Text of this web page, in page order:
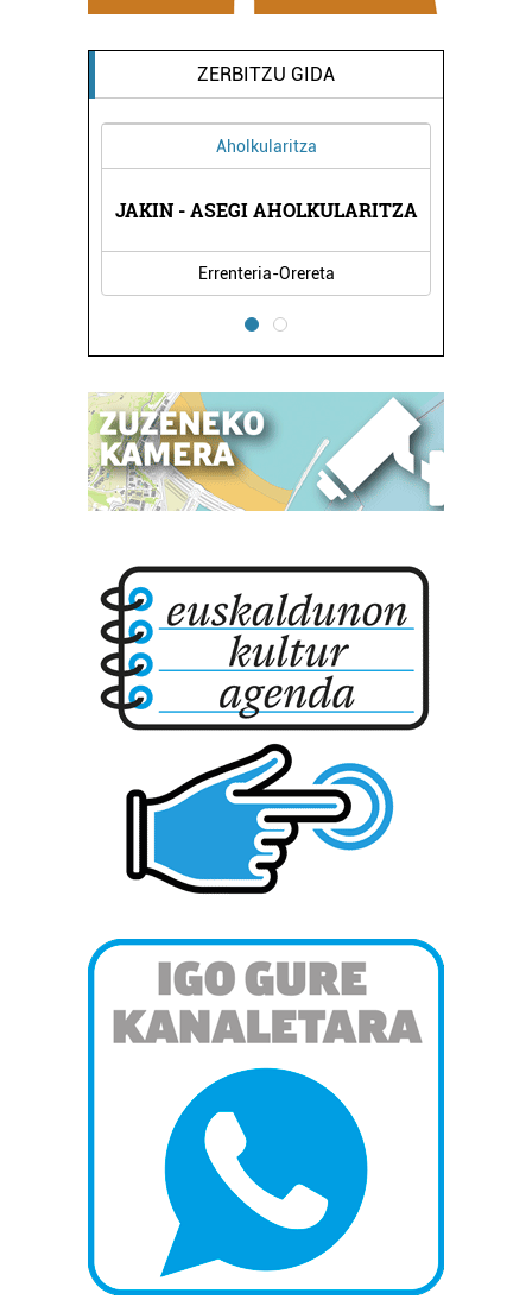
ZERBITZU GIDA
Aholkularitza
JAKIN - ASEGI AHOLKULARITZA
Errenteria-Orereta